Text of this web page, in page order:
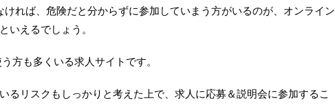
ければ、危険だと分からずに参加していまう方がいるのが、オンライン
いえるでしょう。
方も多くいる求人サイトです。
るリスクもしっかりと考えた上で、求人に応募＆説明会に参加するこ